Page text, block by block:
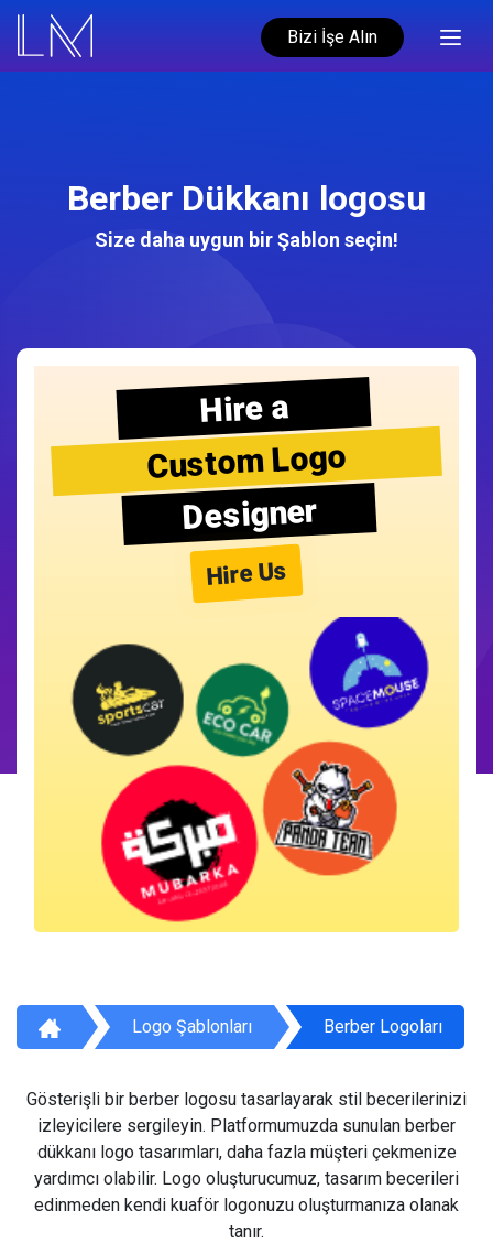
Bizi İşe Alın
Berber Dükkanı logosu
Size daha uygun bir Şablon seçin!
Hire a
Custom Logo
Designer
Hire Us
Logo Şablonları Berber Logoları
Gösterişli bir berber logosu tasarlayarak stil becerilerinizi
izleyicilere sergileyin. Platformumuzda sunulan berber
dükkanı logo tasarımları, daha fazla müşteri çekmenize
yardımcı olabilir. Logo oluşturucumuz, tasarım becerileri
edinmeden kendi kuaför logonuzu oluşturmanıza olanak
tanır.